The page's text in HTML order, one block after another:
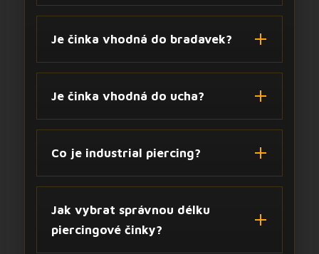
Je činka vhodná do bradavek?
Je činka vhodná do ucha?
Co je industrial piercing?
Jak vybrat správnou délku
piercingové činky?